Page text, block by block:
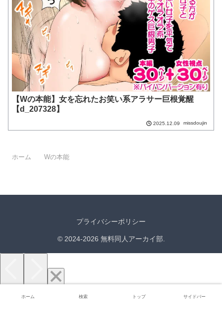
【Wの本能】女を忘れたお笑い系アラサー巨根覚醒
【d_207328】
2025.12.09 missdoujin
ホーム Wの本能
プライバシーポリシー
© 2024-2026 無料同人アーカイ部.
ホーム 検索 トップ サイドバー